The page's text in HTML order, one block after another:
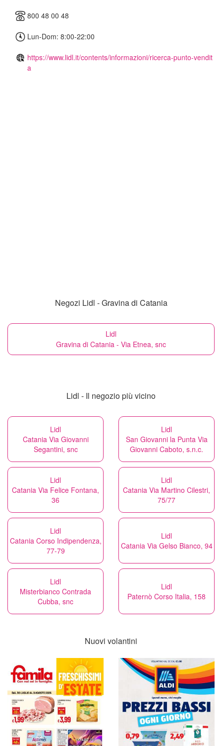
800 48 00 48
Lun-Dom: 8:00-22:00
https://www.lidl.it/contents/informazioni/ricerca-punto-vendit
a
Negozi Lidl - Gravina di Catania
Lidl
Gravina di Catania - Via Etnea, snc
Lidl - Il negozio più vicino
Lidl
Catania Via Giovanni
Segantini, snc
Lidl
San Giovanni la Punta Via
Giovanni Caboto, s.n.c.
Lidl
Catania Via Felice Fontana,
36
Lidl
Catania Via Martino Cilestri,
75/77
Lidl
Catania Corso Indipendenza,
77-79
Lidl
Catania Via Gelso Bianco, 94
Lidl
Misterbianco Contrada
Cubba, snc
Lidl
Paternò Corso Italia, 158
Nuovi volantini